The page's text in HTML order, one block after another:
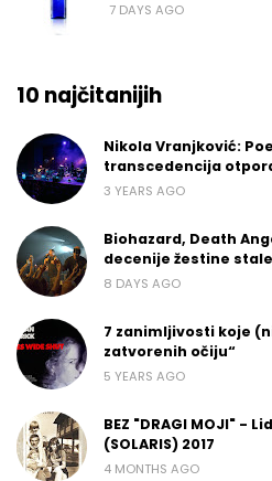
7 DAYS AGO
10 najčitanijih
Nikola Vranjković:
transcedencija
3 YEARS AGO
Biohazard, Death
decenije žestine
8 DAYS AGO
7 zanimljivosti koje
zatvorenih očiju“
5 YEARS AGO
BEZ "DRAGI MOJI" -
(SOLARIS) 2017
4 MONTHS AGO